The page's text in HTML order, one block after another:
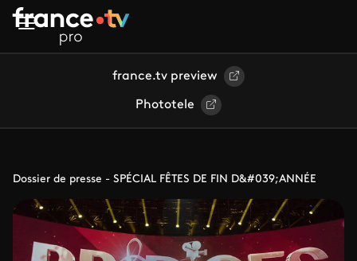
Aller au contenu principal
france.tv preview
Phototele
Dossier de presse - SPÉCIAL FÊTES DE FIN D&#039;ANNÉE